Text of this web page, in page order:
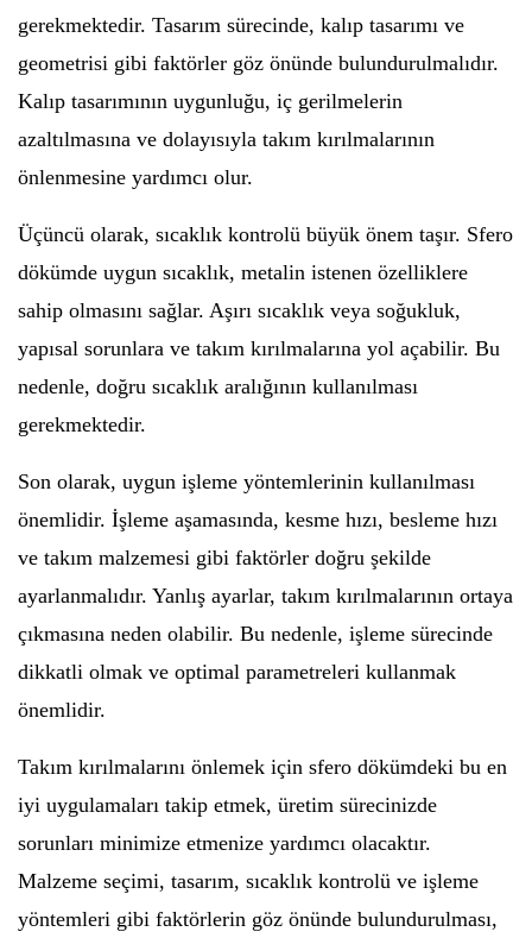
gerekmektedir. Tasarım sürecinde, kalıp tasarımı ve
geometrisi gibi faktörler göz önünde bulundurulmalıdır.
Kalıp tasarımının uygunluğu, iç gerilmelerin
azaltılmasına ve dolayısıyla takım kırılmalarının
önlenmesine yardımcı olur.
Üçüncü olarak, sıcaklık kontrolü büyük önem taşır. Sfero
dökümde uygun sıcaklık, metalin istenen özelliklere
sahip olmasını sağlar. Aşırı sıcaklık veya soğukluk,
yapısal sorunlara ve takım kırılmalarına yol açabilir. Bu
nedenle, doğru sıcaklık aralığının kullanılması
gerekmektedir.
Son olarak, uygun işleme yöntemlerinin kullanılması
önemlidir. İşleme aşamasında, kesme hızı, besleme hızı
ve takım malzemesi gibi faktörler doğru şekilde
ayarlanmalıdır. Yanlış ayarlar, takım kırılmalarının ortaya
çıkmasına neden olabilir. Bu nedenle, işleme sürecinde
dikkatli olmak ve optimal parametreleri kullanmak
önemlidir.
Takım kırılmalarını önlemek için sfero dökümdeki bu en
iyi uygulamaları takip etmek, üretim sürecinizde
sorunları minimize etmenize yardımcı olacaktır.
Malzeme seçimi, tasarım, sıcaklık kontrolü ve işleme
yöntemleri gibi faktörlerin göz önünde bulundurulması,